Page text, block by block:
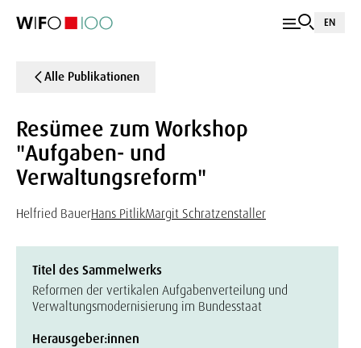
EN
Alle Publikationen
Resümee zum Workshop
"Aufgaben- und
Verwaltungsreform"
Helfried BauerHans PitlikMargit Schratzenstaller
Titel des Sammelwerks
Reformen der vertikalen Aufgabenverteilung und
Verwaltungsmodernisierung im Bundesstaat
Herausgeber:innen